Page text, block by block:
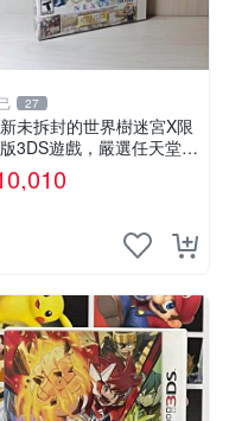
27
未拆封的世界樹迷宮X限
3DS遊戲，嚴選任天堂現
世界樹迷宮 X 限定 版本
任天堂 3ds